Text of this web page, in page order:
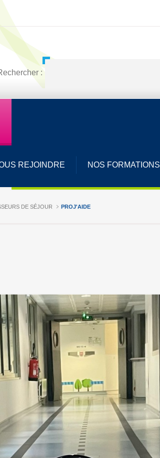
:
REJOINDRE NOS FORMATIONS
DE SÉJOUR PROJ'AIDE